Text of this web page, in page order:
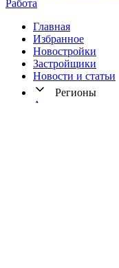
Работа
Главная
Избранное
Новостр ойки
Застройщики
Новости и статьи
Регионы
Архангельск